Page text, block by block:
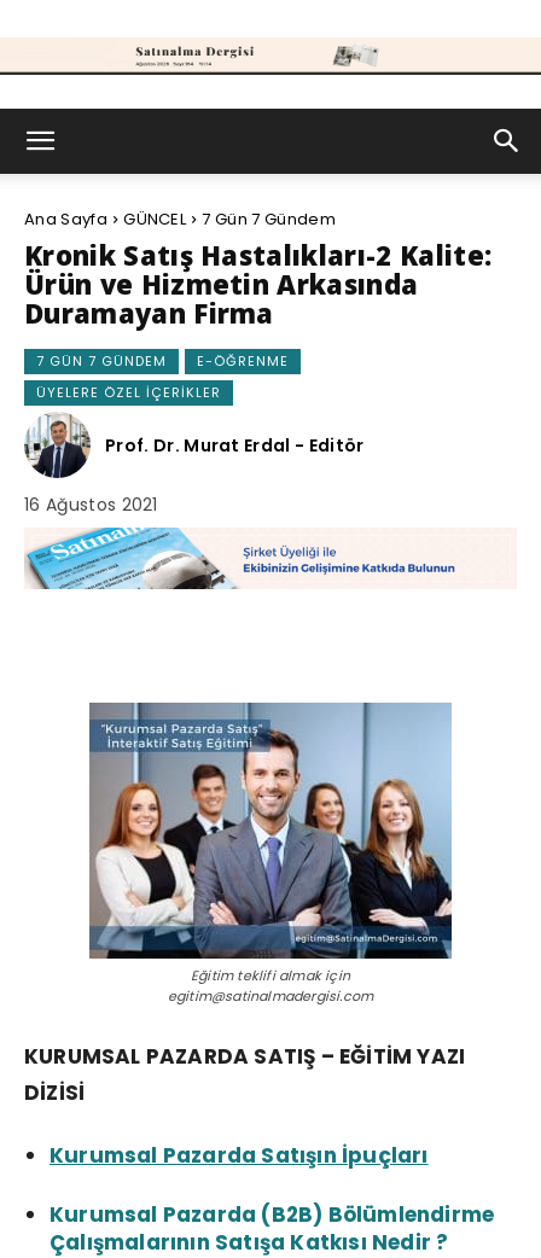
Ana Sayfa GÜNCEL 7 Gün 7 Gündem
Kronik Satış Hastalıkları-2 Kalite:
Ürün ve Hizmetin Arkasında
Duramayan Firma
7 GÜN 7 GÜNDEM
E-ÖĞRENME
ÜYELERE ÖZEL İÇERIKLER
Prof. Dr. Murat Erdal - Editör
16 Ağustos 2021
Eğitim teklifi almak için
egitim@satinalmadergisi.com
KURUMSAL PAZARDA SATIŞ – EĞİTİM YAZI
DİZİSİ
Kurumsal Pazarda Satışın İpuçları
Kurumsal Pazarda (B2B) Bölümlendirme
Çalışmalarının Satışa Katkısı Nedir ?